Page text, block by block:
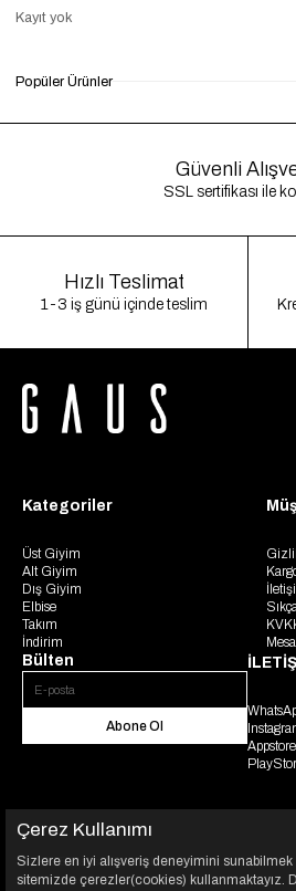
₺249,90
₺999,90
Güvenli
SSL sertifikası ile
Hızlı Teslimat
1-3 iş günü içinde teslim
Kategoriler
Üst Giyim
Alt Giyim
Dış Giyim
Elbise
Takım
İndirim
Bülten
Abone Ol
Appstore
© 2025 Gaus. Tüm hakları saklıdır.
Çerez Kullanımı
Sizlere en iyi alışveriş deneyimini sunabilmek
sitemizde çerezler(cookies) kullanmaktayız.
Kayıt yok
Popüler Ürünler